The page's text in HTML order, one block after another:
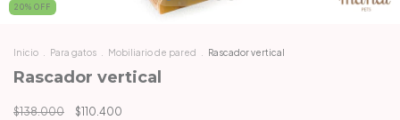
20% OFF
Inicio Para gatos Mobiliario de pared Rascador vertical
Rascador vertical
$138.000 $110.400